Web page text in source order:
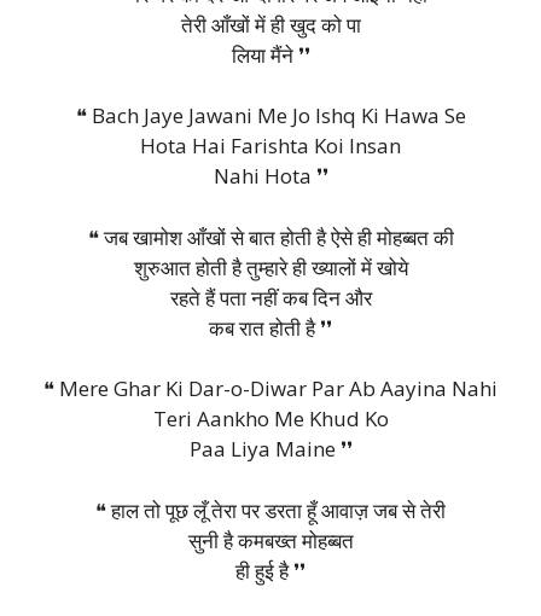
तेरी आँखों में ही खुद को पा
लिया मैंने ❜❜
❝ Bach Jaye Jawani Me Jo Ishq Ki Hawa Se
Hota Hai Farishta Koi Insan
Nahi Hota ❜❜
❝ जब खामोश आँखों से बात होती है ऐसे ही मोहब्बत की
शुरुआत होती है तुम्हारे ही ख्यालों में खोये
रहते हैं पता नहीं कब दिन और
कब रात होती है ❜❜
❝ Mere Ghar Ki Dar-o-Diwar Par Ab Aayina Nahi
Teri Aankho Me Khud Ko
Paa Liya Maine ❜❜
❝ हाल तो पूछ लूँ तेरा पर डरता हूँ आवाज़ जब से तेरी
सुनी है कमबख्त मोहब्बत
ही हुई है ❜❜